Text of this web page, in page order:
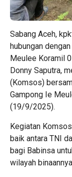
Sabang Aceh,
hubungan
Meulee Koramil
Donny Saputra,
(Komsos)
Gampong Ie
(19/9/2025).
Kegiatan
baik antara TNI
bagi Babinsa
wilayah